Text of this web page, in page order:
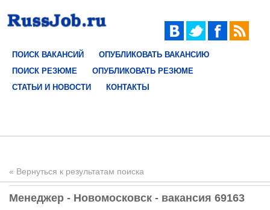
ПОИСК ВАКАНСИЙ
ОПУБЛИКОВАТЬ ВАКАНСИЮ
ПОИСК РЕЗЮМЕ
ОПУБЛИКОВАТЬ РЕЗЮМЕ
СТАТЬИ И НОВОСТИ
КОНТАКТЫ
« Вернуться к результатам поиска
Менеджер - Новомосковск - вакансия 69163